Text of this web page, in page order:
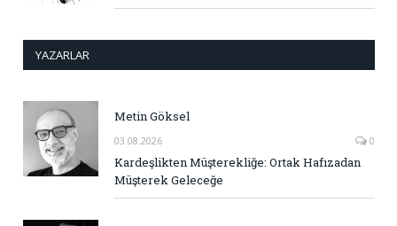
YAZARLAR
Metin Göksel
03.08.2026 0
Kardeşlikten Müşterekliğe: Ortak Hafızadan
Müşterek Geleceğe